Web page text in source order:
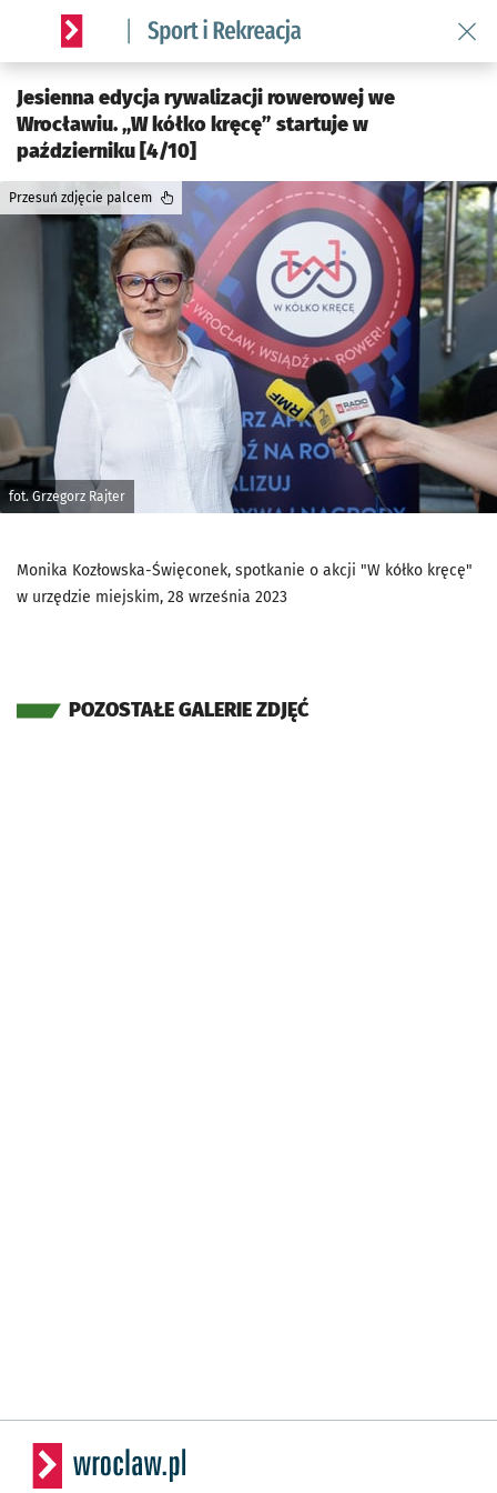
Serwis informacyjny wroclaw.pl podserwis: Sport i rekreacja
Jesienna edycja rywalizacji rowerowej we
Wrocławiu. „W kółko kręcę” startuje w
październiku [4/10]
fot. Grzegorz Rajter
Przesuń zdjęcie palcem
Monika Kozłowska-Święconek, spotkanie o akcji "W kółko kręcę"
w urzędzie miejskim, 28 września 2023
POZOSTAŁE GALERIE ZDJĘĆ